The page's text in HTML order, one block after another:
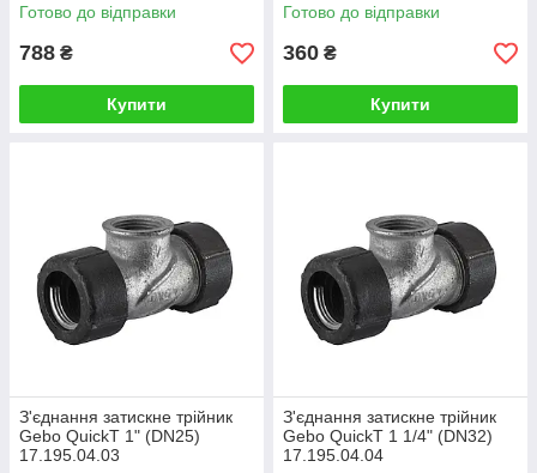
Готово до відправки
788 ₴
Купити
Готово до відправки
360 ₴
Купити
З'єднання затискне трійник
Gebo QuickТ 1" (DN25)
17.195.04.03
З'єднання затискне трійник
Gebo QuickТ 1 1/4" (DN32)
17.195.04.04